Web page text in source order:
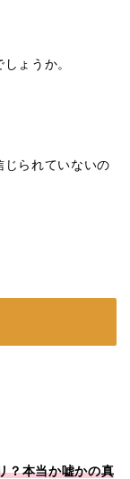
ょうか。
じられていないの
？本当か嘘かの真